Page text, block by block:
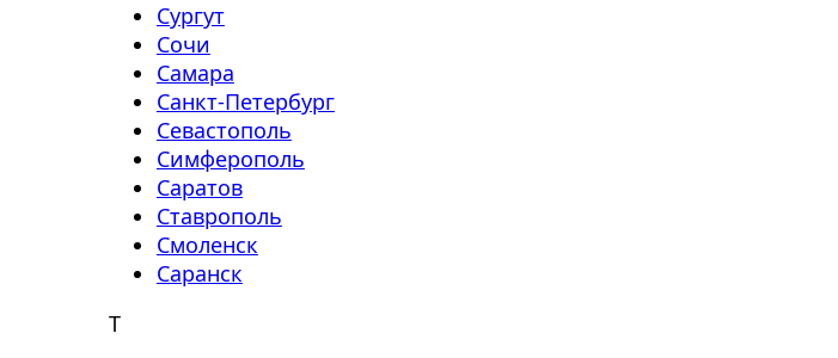
Сургут
Сочи
Самара
Санкт-Петербург
Севастополь
Симферополь
Саратов
Ставрополь
Смоленск
Саранск
Т